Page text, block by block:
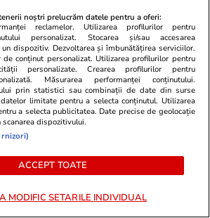
24 iul.
incendiile din
pe telefon
Vacanțe și
Piloții
pentru a
noștri prelucrăm datele pentru a oferi:
reclamelor. Utilizarea profilurilor pentru
personalizat. Stocarea și/sau accesarea
dispozitiv. Dezvoltarea și îmbunătățirea serviciilor.
de conținut personalizat. Utilizarea profilurilor pentru
personalizate. Crearea profilurilor pentru
Măsurarea performanței conținutului.
prin statistici sau combinații de date din surse
limitate pentru a selecta conținutul. Utilizarea
a selecta publicitatea. Date precise de geolocație
dispozitivului.
ACCEPT TOATE
MODIFIC SETARILE INDIVIDUAL